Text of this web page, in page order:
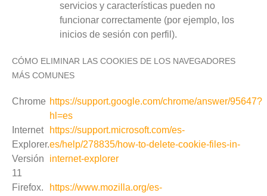
servicios y características pueden no
funcionar correctamente (por ejemplo, los
inicios de sesión con perfil).
CÓMO ELIMINAR LAS COOKIES DE LOS NAVEGADORES
MÁS COMUNES
Chrome https://support.google.com/chrome/answer/95647?
hl=es
Internet
Explorer.
Versión
11
https://support.microsoft.com/es-
es/help/278835/how-to-delete-cookie-files-in-
internet-explorer
Firefox.
https://www.mozilla.org/es-